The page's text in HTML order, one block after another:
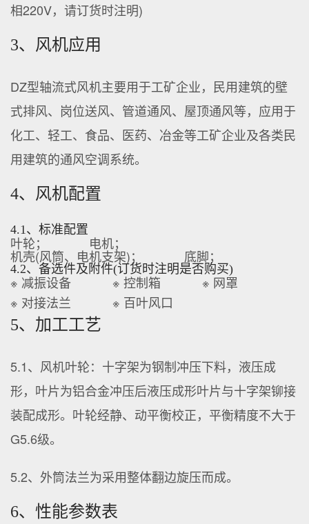
相220V，请订货时注明)
3、风机应用
DZ型轴流式风机主要用于工矿企业，民用建筑的壁
式排风、岗位送风、管道通风、屋顶通风等，应用于
化工、轻工、食品、医药、冶金等工矿企业及各类民
用建筑的通风空调系统。
4、风机配置
4.1、标准配置
叶轮； 电机；
机壳(风筒、电机支架)； 底脚；
4.2、备选件及附件(订货时注明是否购买)
※ 减振设备 ※ 控制箱
※ 网罩
※ 对接法兰
※ 百叶风口
5、加工工艺
5.1、风机叶轮：十字架为钢制冲压下料，液压成
形，叶片为铝合金冲压后液压成形叶片与十字架铆接
装配成形。叶轮经静、动平衡校正，平衡精度不大于
G5.6级。
5.2、外筒法兰为采用整体翻边旋压而成。
6、性能参数表